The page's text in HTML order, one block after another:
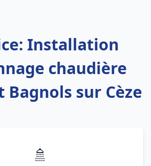
Installation
chaudière
Bagnols sur Cèze
🚿